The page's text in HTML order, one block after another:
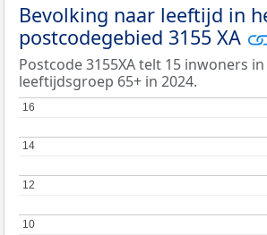
Bevolking naar leeftijd in
postcodegebied 3155 XA
Postcode 3155XA telt 15 inwoners
leeftijdsgroep 65+ in 2024.
10
10
12
12
14
14
16
16